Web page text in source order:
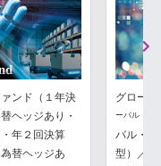
ンド（１年決
ヘッジあり・
年２回決算
替ヘッジあ
グロー
ーバル・フ
バル・フ
型）／（
Next